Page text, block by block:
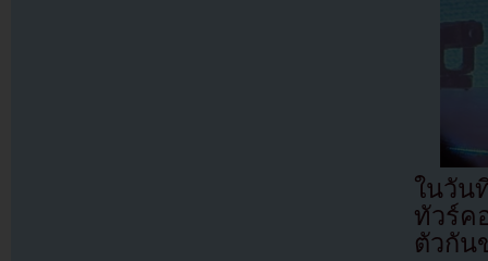
ในวัน
ทัวร์ค
ตัวกัน